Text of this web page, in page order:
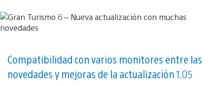
Compatibilidad con varios monitores entre las
novedades y mejoras de la actualización 1.05